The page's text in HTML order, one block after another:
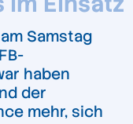
Samstag
haben
der
mehr, sich